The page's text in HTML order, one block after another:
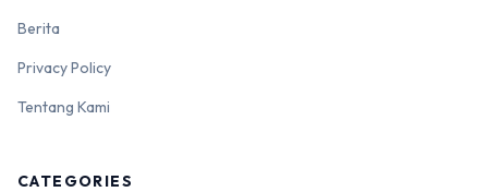
Berita
Privacy Policy
Tentang Kami
CATEGORIES